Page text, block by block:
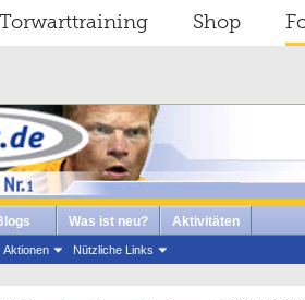
Torwarttraining Shop
Aktionen Nützliche Links
Was ist neu? Aktivitäten